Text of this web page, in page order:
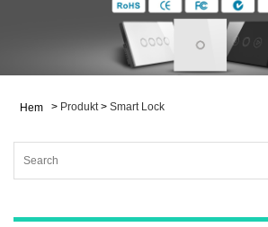
Hem > Produkt> Smart Lock